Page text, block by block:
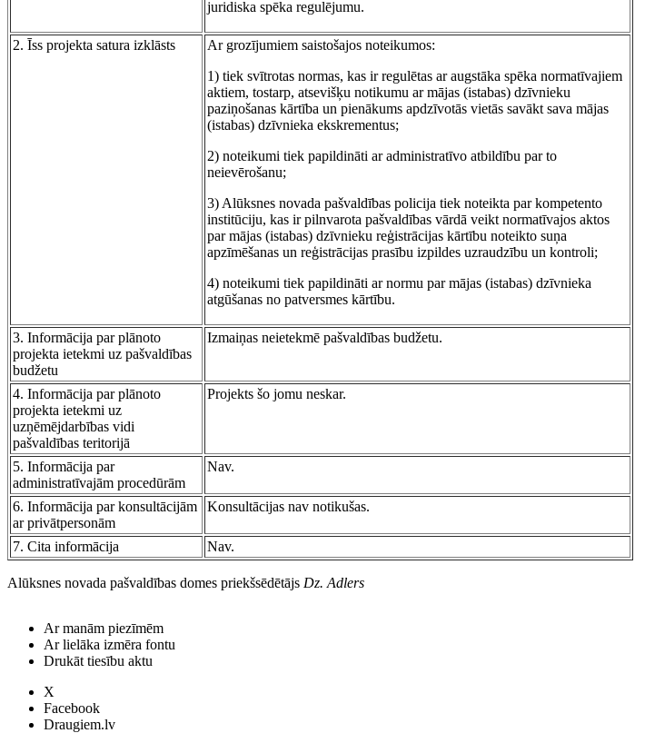
juridiska spēka regulējumu.
2. Īss projekta satura izklāsts
Ar grozījumiem saistošajos noteikumos:
1) tiek svītrotas normas, kas ir regulētas ar augstāka spēka normatīvajiem
aktiem, tostarp, atsevišķu notikumu ar mājas (istabas) dzīvnieku
paziņošanas kārtība un pienākums apdzīvotās vietās savākt sava mājas
(istabas) dzīvnieka ekskrementus;
2) noteikumi tiek papildināti ar administratīvo atbildību par to
neievērošanu;
3) Alūksnes novada pašvaldības policija tiek noteikta par kompetento
institūciju, kas ir pilnvarota pašvaldības vārdā veikt normatīvajos aktos
par mājas (istabas) dzīvnieku reģistrācijas kārtību noteikto suņa
apzīmēšanas un reģistrācijas prasību izpildes uzraudzību un kontroli;
4) noteikumi tiek papildināti ar normu par mājas (istabas) dzīvnieka
atgūšanas no patversmes kārtību.
3. Informācija par plānoto
projekta ietekmi uz pašvaldības
budžetu
Izmaiņas neietekmē pašvaldības budžetu.
4. Informācija par plānoto
projekta ietekmi uz
uzņēmējdarbības vidi
pašvaldības teritorijā
Projekts šo jomu neskar.
5. Informācija par
administratīvajām procedūrām
Nav.
6. Informācija par konsultācijām
ar privātpersonām
Konsultācijas nav notikušas.
7. Cita informācija Nav.
Alūksnes novada pašvaldības domes priekšsēdētājs Dz. Adlers
Ar manām piezīmēm
Ar lielāka izmēra fontu
Drukāt tiesību aktu
X
Facebook
Draugiem.lv